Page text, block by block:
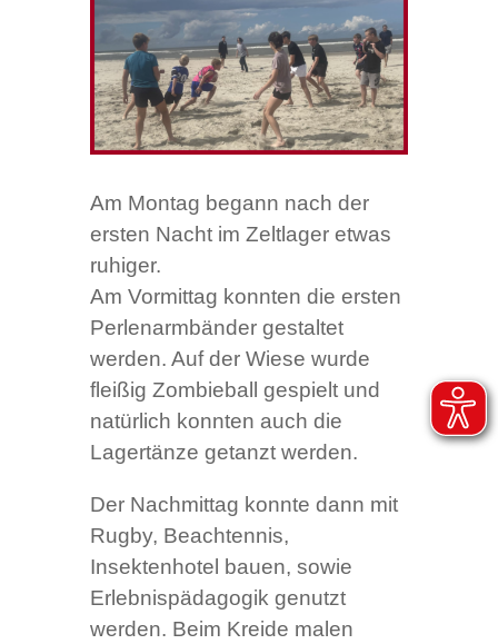
Am Montag begann nach der
ersten Nacht im Zeltlager etwas
ruhiger.
Am Vormittag konnten die ersten
Perlenarmbänder gestaltet
werden. Auf der Wiese wurde
fleißig Zombieball gespielt und
natürlich konnten auch die
Lagertänze getanzt werden.
Der Nachmittag konnte dann mit
Rugby, Beachtennis,
Insektenhotel bauen, sowie
Erlebnispädagogik genutzt
werden. Beim Kreide malen